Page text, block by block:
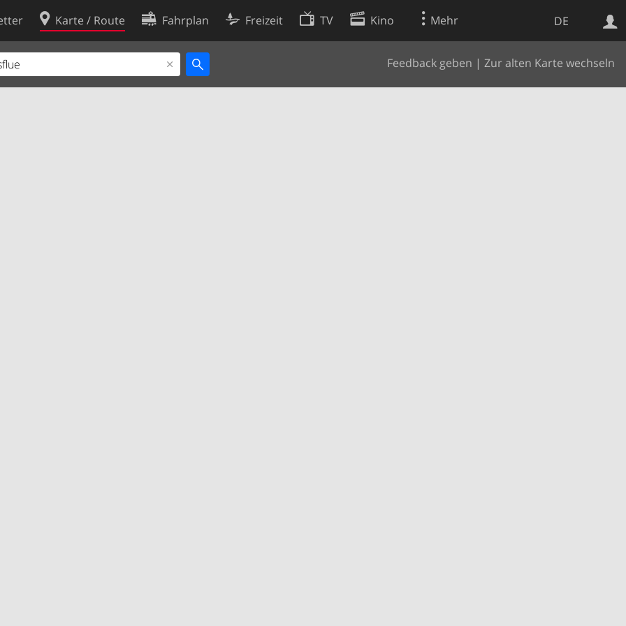
DE
Karte / Route Fahrplan Freizeit TV Kino Mehr
Feedback geben | Zur alten Karte wechseln
Websuche
Cookie-Richtlinie
Cookie-Einstellungen